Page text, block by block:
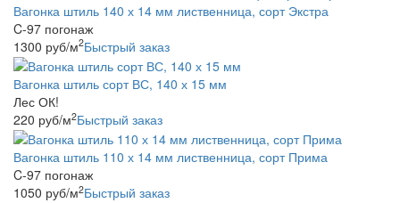
Вагонка штиль 140 х 14 мм лиственница, сорт Экстра
C-97 погонаж
1300 руб/м2Быстрый заказ
Вагонка штиль сорт ВС, 140 х 15 мм
Лес ОК!
220 руб/м2Быстрый заказ
Вагонка штиль 110 х 14 мм лиственница, сорт Прима
C-97 погонаж
1050 руб/м2Быстрый заказ